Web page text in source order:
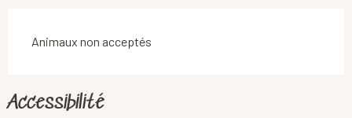
Animaux non acceptés
Accessibilité